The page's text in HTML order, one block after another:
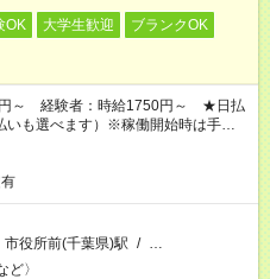
OK 大学生歓迎
ブランクOK
円～ 経験者：時給1750円～ ★日払
いも選べます）※稼働開始時は手続き
す。
市役所前(千葉県)駅 / …
ど〉